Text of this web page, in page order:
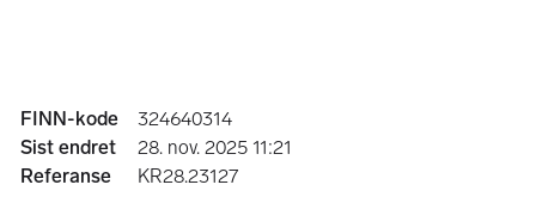
Annonseinformasjon
FINN-kode
324640314
Sist endret
28. nov. 2025 11:21
Referanse
KR28.23127